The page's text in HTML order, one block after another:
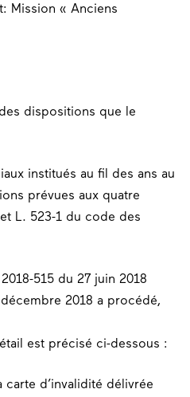
Mission « Anciens
dispositions que le
institués au fil des ans au
prévues aux quatre
L. 523-1 du code des
515 du 27 juin 2018
2018 a procédé,
est précisé ci-dessous :
d’invalidité délivrée